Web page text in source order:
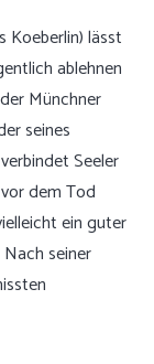
lässt
ablehnen
Münchner
seines
Seeler
dem Tod
ein guter
seiner